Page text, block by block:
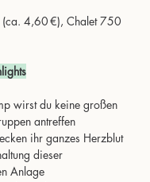
4,60 €), Chalet 750
wirst du keine großen
antreffen
ihr ganzes Herzblut
dieser
Anlage